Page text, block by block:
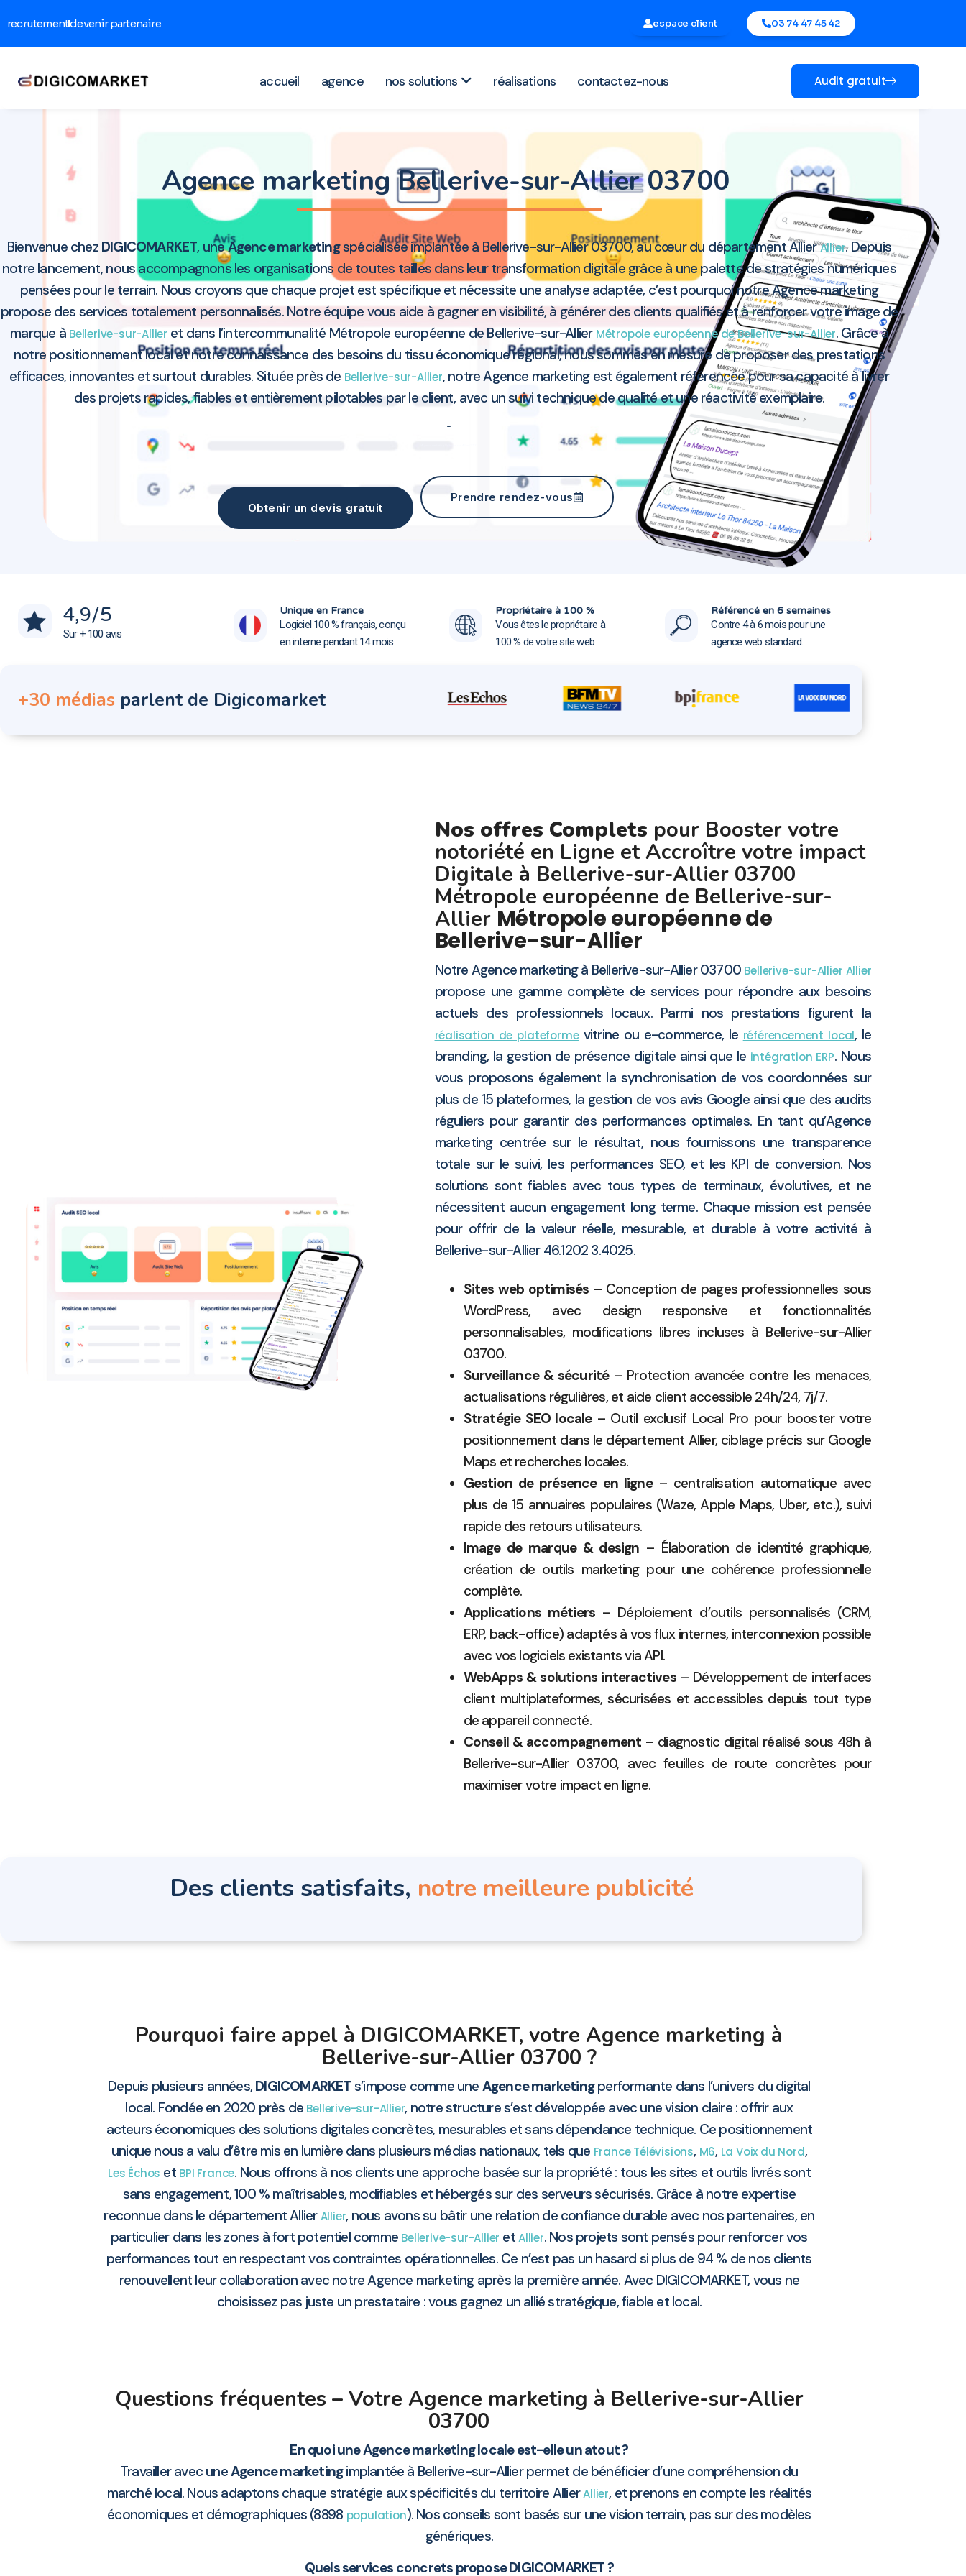
recrutementdevenir partenaire espace client 03 74 47 45 42
accueil agence nos solutions réalisations contactez-nous Audit gratuit
Agence marketing Bellerive-sur-Allier 03700
Bienvenue chez DIGICOMARKET, uneAgence marketingspécialisée implantée à Bellerive-sur-Allier 03700, au cœur du département AllierAllier. Depuis
notre lancement, nous accompagnons les organisations de toutes tailles dans leur transformation digitale grâce à une palette de stratégies numériques
pensées pour le terrain. Nous croyons que chaque projet est spécifique et nécessite une analyse adaptée, c’est pourquoi notre Agence marketing
propose des services totalement personnalisés. Notre équipe vous aide à gagner en visibilité, à générer des clients qualifiés et à renforcer votre image de
marque à Bellerive-sur-Allier et dans l’intercommunalité Métropole européenne de Bellerive-sur-Allier Métropole européenne de Bellerive-sur-Allier. Grâce à
notre positionnement local et notre connaissance des besoins du tissu économique régional, nous sommes en mesure de proposer des prestations
efficaces, innovantes et surtout durables. Située près de Bellerive-sur-Allier, notre Agence marketing est également référencée pour sa capacité à livrer
des projets rapides, fiables et entièrement pilotables par le client, avec un suivi technique de qualité et une réactivité exemplaire.
Obtenir un devis gratuit
Prendre rendez-vous
Agence marketing Bellerive-sur-Allier 03700
4,9/5
Sur + 100 avis
Unique en France
Logiciel 100 % français, conçu
en interne pendant 14 mois
Propriétaire à 100 %
Vous êtes le propriétaire à
100 % de votre site web
Référencé en 6 semaines
Contre 4 à 6 mois pour une
agence web standard.
+30 médias parlent de Digicomarket
Nos offres Complets pour Booster votre
notoriété en Ligne et Accroître votre impact
Digitale à Bellerive-sur-Allier 03700
Métropole européenne de Bellerive-sur-
Allier Métropole européenne de
Bellerive-sur-Allier
Notre Agence marketing à Bellerive-sur-Allier 03700 Bellerive-sur-Allier Allier
propose une gamme complète de services pour répondre aux besoins
actuels des professionnels locaux. Parmi nos prestations figurent la
réalisation de plateformevitrine ou e-commerce, le référencement local, le
branding, la gestion de présence digitale ainsi que le intégration ERP. Nous
vous proposons également la synchronisation de vos coordonnées sur
plus de 15 plateformes, la gestion de vos avis Google ainsi que des audits
réguliers pour garantir des performances optimales. En tant qu’Agence
marketing centrée sur le résultat, nous fournissons une transparence
totale sur le suivi, les performances SEO, et les KPI de conversion. Nos
solutions sont fiables avec tous types de terminaux, évolutives, et ne
nécessitent aucun engagement long terme. Chaque mission est pensée
pour offrir de la valeur réelle, mesurable, et durable à votre activité à
Bellerive-sur-Allier 46.1202 3.4025.
Sites web optimisés – Conception de pages professionnelles sous
WordPress, avec design responsive et fonctionnalités
personnalisables, modifications libres incluses à Bellerive-sur-Allier
03700.
Surveillance & sécurité– Protection avancée contre les menaces,
actualisations régulières, et aide client accessible 24h/24, 7j/7.
Stratégie SEO locale– Outil exclusif Local Pro pour booster votre
positionnement dans le département Allier, ciblage précis sur Google
Maps et recherches locales.
Gestion de présence en ligne– centralisation automatique avec
plus de 15 annuaires populaires (Waze, Apple Maps, Uber, etc.), suivi
rapide des retours utilisateurs.
Image de marque & design – Élaboration de identité graphique,
création de outils marketing pour une cohérence professionnelle
complète.
Applications métiers – Déploiement d’outils personnalisés (CRM,
ERP, back-office) adaptés à vos flux internes, interconnexion possible
avec vos logiciels existants via API.
WebApps & solutions interactives– Développement de interfaces
client multiplateformes, sécurisées et accessibles depuis tout type
de appareil connecté.
Conseil & accompagnement – diagnostic digital réalisé sous 48h à
Bellerive-sur-Allier 03700, avec feuilles de route concrètes pour
maximiser votre impact en ligne.
Des clients satisfaits, notre meilleure publicité
Pourquoi faire appel à DIGICOMARKET, votre Agence marketing à
Bellerive-sur-Allier 03700 ?
Depuis plusieurs années, DIGICOMARKET s’impose comme une Agence marketingperformante dans l’univers du digital
local. Fondée en 2020 près de Bellerive-sur-Allier, notre structure s’est développée avec une vision claire : offrir aux
acteurs économiques des solutions digitales concrètes, mesurables et sans dépendance technique. Ce positionnement
unique nous a valu d’être mis en lumière dans plusieurs médias nationaux, tels que France Télévisions, M6, La Voix du Nord,
Les Échos et BPI France. Nous offrons à nos clients une approche basée sur la propriété : tous les sites et outils livrés sont
sans engagement, 100 % maîtrisables, modifiables et hébergés sur des serveurs sécurisés. Grâce à notre expertise
reconnue dans le département AllierAllier, nous avons su bâtir une relation de confiance durable avec nos partenaires, en
particulier dans les zones à fort potentiel comme Bellerive-sur-Allier etAllier. Nos projets sont pensés pour renforcer vos
performances tout en respectant vos contraintes opérationnelles. Ce n’est pas un hasard si plus de 94 % de nos clients
renouvellent leur collaboration avec notre Agence marketing après la première année. Avec DIGICOMARKET, vous ne
choisissez pas juste un prestataire : vous gagnez un allié stratégique, fiable et local.
Questions fréquentes – Votre Agence marketing à Bellerive-sur-Allier
03700
En quoi une Agence marketing locale est-elle un atout ?
Travailler avec uneAgence marketingimplantée à Bellerive-sur-Allier permet de bénéficier d’une compréhension du
marché local. Nous adaptons chaque stratégie aux spécificités du territoire AllierAllier, et prenons en compte les réalités
économiques et démographiques (8898 population). Nos conseils sont basés sur une vision terrain, pas sur des modèles
génériques.
Quels services concrets propose DIGICOMARKET ?